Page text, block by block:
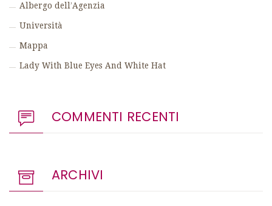
Albergo dell’Agenzia
Università
Mappa
Lady With Blue Eyes And White Hat
COMMENTI RECENTI
ARCHIVI